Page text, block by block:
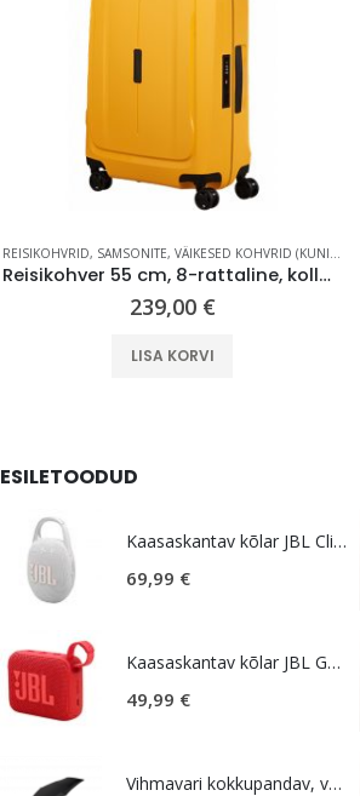
REISIKOHVRID, SAMSONITE, VÄIKESED KOHVRID (KUNI 59 CM)
Reisikohver 55 cm, 8-rattaline, kollane (Radiant Yellow), TSA koodlukk, Samsonite Essens
239,00 €
LISA KORVI
ESILETOODUD
Kaasaskantav kõlar JBL Clip 5, IP67, valge
69,99 €
Kaasaskantav kõlar JBL GO 4, IP67, punane
49,99 €
Vihmavari kokkupandav, väike, must, Samsonite Rain Pro